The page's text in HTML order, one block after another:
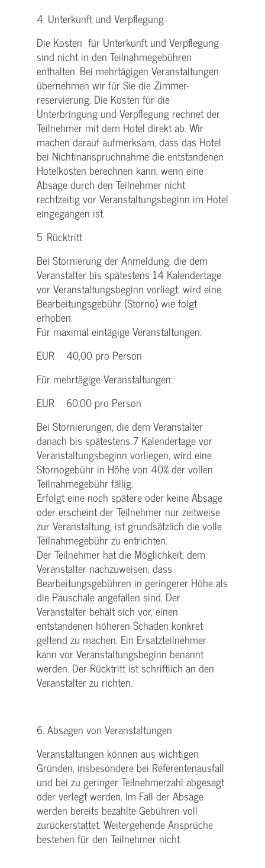
4. Unterkunft und Verpflegung
Die Kosten für Unterkunft und Verpflegung
sind nicht in den Teilnahmegebühren
enthalten. Bei mehrtägigen Veranstaltungen
übernehmen wir für Sie die Zimmer-
reservierung. Die Kosten für die
Unterbringung und Verpflegung rechnet der
Teilnehmer mit dem Hotel direkt ab. Wir
machen darauf aufmerksam, dass das Hotel
bei Nichtinanspruchnahme die entstandenen
Hotelkosten berechnen kann, wenn eine
Absage durch den Teilnehmer nicht
rechtzeitig vor Veranstaltungsbeginn im Hotel
eingegangen ist.
5. Rücktritt
Bei Stornierung der Anmeldung, die dem
Veranstalter bis spätestens 14 Kalendertage
vor Veranstaltungsbeginn vorliegt, wird eine
Bearbeitungsgebühr (Storno) wie folgt
erhoben:
Für maximal eintägige Veranstaltungen:
EUR 40,00 pro Person
Für mehrtägige Veranstaltungen:
EUR 60,00 pro Person
Bei Stornierungen, die dem Veranstalter
danach bis spätestens 7 Kalendertage vor
Veranstaltungsbeginn vorliegen, wird eine
Stornogebühr in Höhe von 40% der vollen
Teilnahmegebühr fällig.
Erfolgt eine noch spätere oder keine Absage
oder erscheint der Teilnehmer nur zeitweise
zur Veranstaltung, ist grundsätzlich die volle
Teilnahmegebühr zu entrichten.
Der Teilnehmer hat die Möglichkeit, dem
Veranstalter nachzuweisen, dass
Bearbeitungsgebühren in geringerer Höhe als
die Pauschale angefallen sind. Der
Veranstalter behält sich vor, einen
entstandenen höheren Schaden konkret
geltend zu machen. Ein Ersatzteilnehmer
kann vor Veranstaltungsbeginn benannt
werden. Der Rücktritt ist schriftlich an den
Veranstalter zu richten.
6. Absagen von Veranstaltungen
Veranstaltungen können aus wichtigen
Gründen, insbesondere bei Referentenausfall
und bei zu geringer Teilnehmerzahl abgesagt
oder verlegt werden. Im Fall der Absage
werden bereits bezahlte Gebühren voll
zurückerstattet. Weitergehende Ansprüche
bestehen für den Teilnehmer nicht